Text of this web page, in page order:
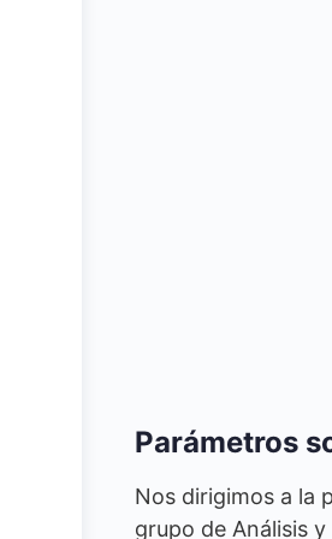
Parámetros
Nos dirigimos a la
grupo de Análisis